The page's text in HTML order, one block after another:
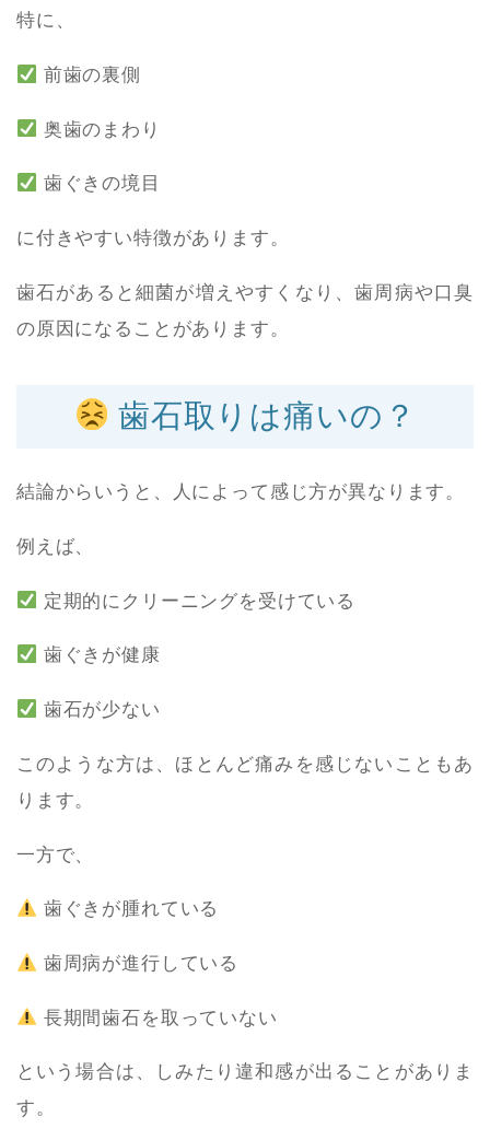
特に、
前歯の裏側
奥歯のまわり
歯ぐきの境目
に付きやすい特徴があります。
歯石があると細菌が増えやすくなり、歯周病や口臭
の原因になることがあります。
歯石取りは痛いの？
結論からいうと、人によって感じ方が異なります。
例えば、
定期的にクリーニングを受けている
歯ぐきが健康
歯石が少ない
このような方は、ほとんど痛みを感じないこともあ
ります。
一方で、
歯ぐきが腫れている
歯周病が進行している
長期間歯石を取っていない
という場合は、しみたり違和感が出ることがありま
す。